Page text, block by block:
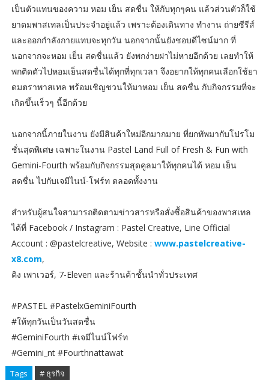
เป็นตัวแทนของความ หอม เย็น สดชื่น ให้กับทุกๆคน แล้วส่วนตัวก็ใช้
ยาดมพาสเทลเป็นประจำอยู่แล้ว เพราะต้องเดินทาง ทำงาน ถ่ายซีรีส์
และออกกำลังกายแทบจะทุกวัน นอกจากนั้นยังชอบดีไซน์มาก ที่
นอกจากจะหอม เย็น สดชื่นแล้ว ยังพกง่ายฝาไม่หายอีกด้วย เลยทำให้
พกติดตัวไปหอมเย็นสดชื่นได้ทุกที่ทุกเวลา จึงอยากให้ทุกคนเลือกใช้ยา
ดมตราพาสเทล พร้อมเชิญชวนให้มาหอม เย็น สดชื่น กับกิจกรรมที่จะ
เกิดขึ้นเร็วๆ นี้อีกด้วย
นอกจากนี้ภายในงาน ยังมีสินค้าใหม่อีกมากมาย ที่ยกทัพมากับโปรโม
ชั่นสุดพิเศษ เฉพาะในงาน Pastel Land Full of Fresh & Fun with
Gemini-Fourth พร้อมกับกิจกรรมสุดคูลมาให้ทุกคนได้ หอม เย็น
สดชื่น ไปกับเจมีไนน์-โฟร์ท ตลอดทั้งงาน
สำหรับผู้สนใจสามารถติดตามข่าวสารหรือสั่งซื้อสินค้าของพาสเทล
ได้ที่ Facebook / Instagram : Pastel Creative, Line Official
Account : @pastelcreative, Website : www.pastelcreative-
x8.com,
คิง เพาเวอร์, 7-Eleven และร้านค้าชั้นนำทั่วประเทศ
#PASTEL #PastelxGeminiFourth
#ให้ทุกวันเป็นวันสดชื่น
#GeminiFourth #เจมีไนน์โฟร์ท
#Gemini_nt #Fourthnattawat
Tags # ธุรกิจ